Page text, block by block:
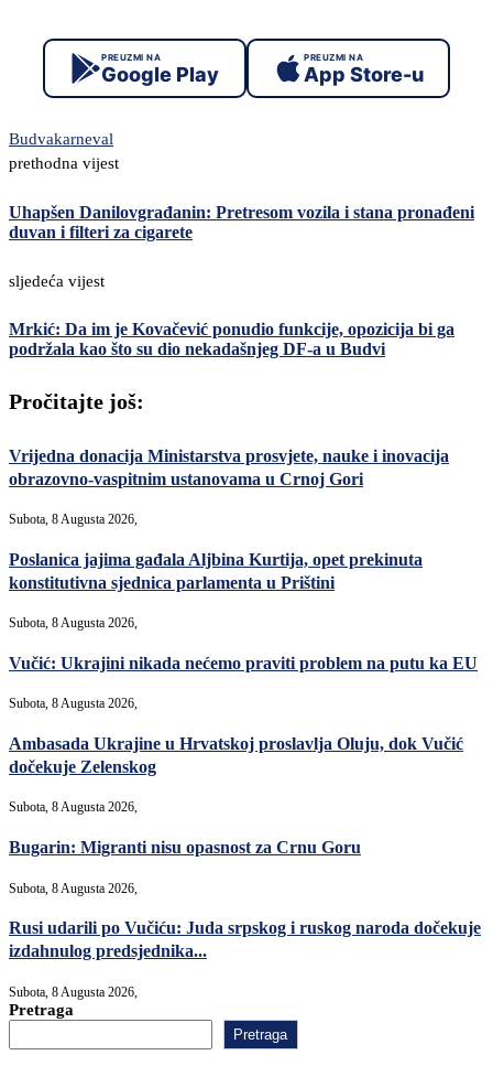
PREUZMI NA
Google Play
PREUZMI NA
App Store-u
Budvakarneval
prethodna vijest
Uhapšen Danilovgrađanin: Pretresom vozila i stana pronađeni
duvan i filteri za cigarete
sljedeća vijest
Mrkić: Da im je Kovačević ponudio funkcije, opozicija bi ga
podržala kao što su dio nekadašnjeg DF-a u Budvi
Pročitajte još:
Vrijedna donacija Ministarstva prosvjete, nauke i inovacija
obrazovno-vaspitnim ustanovama u Crnoj Gori
Subota, 8 Augusta 2026,
Poslanica jajima gađala Aljbina Kurtija, opet prekinuta
konstitutivna sjednica parlamenta u Prištini
Subota, 8 Augusta 2026,
Vučić: Ukrajini nikada nećemo praviti problem na putu ka EU
Subota, 8 Augusta 2026,
Ambasada Ukrajine u Hrvatskoj proslavlja Oluju, dok Vučić
dočekuje Zelenskog
Subota, 8 Augusta 2026,
Bugarin: Migranti nisu opasnost za Crnu Goru
Subota, 8 Augusta 2026,
Rusi udarili po Vučiću: Juda srpskog i ruskog naroda dočekuje
izdahnulog predsjednika...
Subota, 8 Augusta 2026,
Pretraga
Pretraga